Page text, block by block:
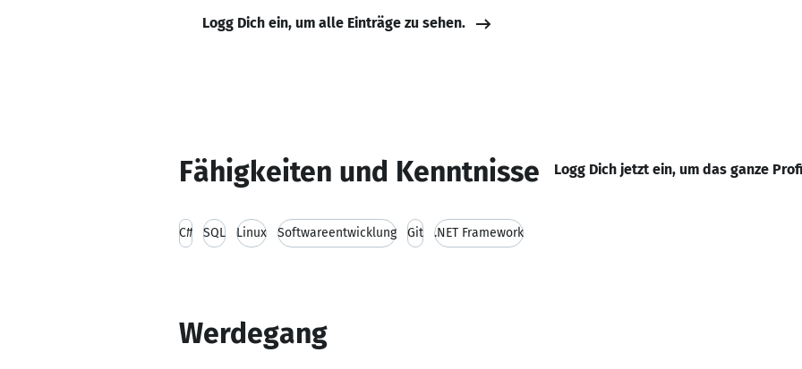
Logg Dich ein, um alle Einträge zu sehen.
Fähigkeiten und Kenntnisse Logg Dich jetzt ein, um das ganze
C# SQL Linux Softwareentwicklung Git .NET Framework
Werdegang